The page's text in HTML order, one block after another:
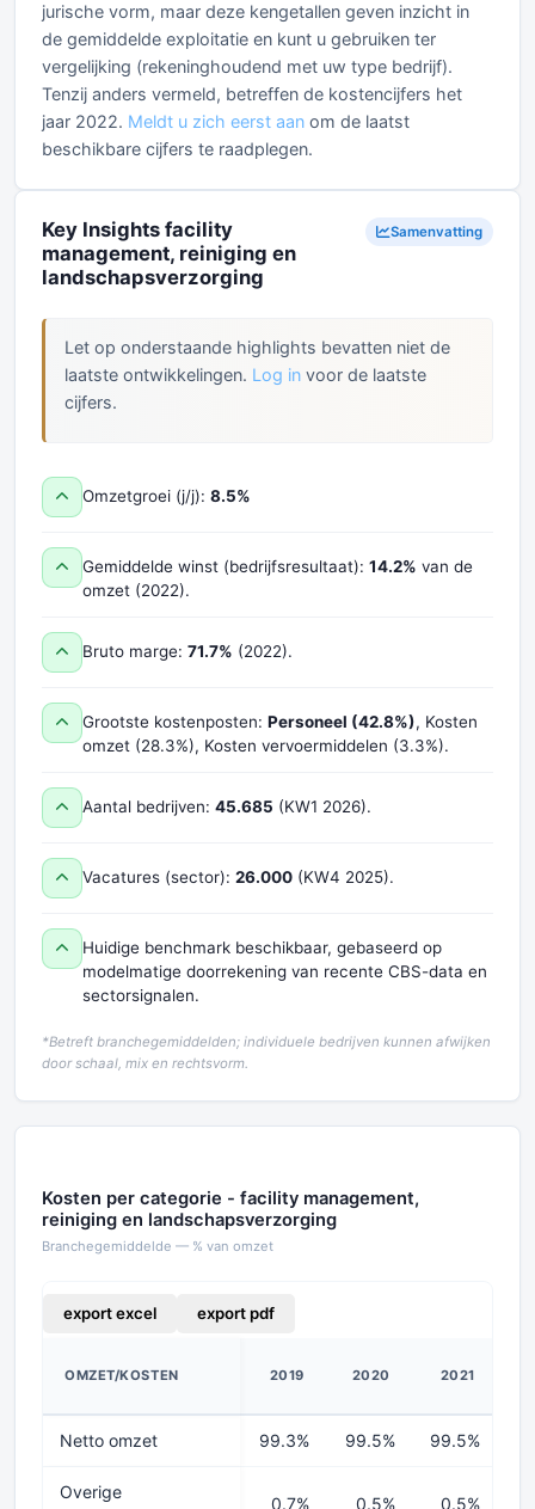
jurische vorm, maar deze kengetallen geven inzicht in
de gemiddelde exploitatie en kunt u gebruiken ter
vergelijking (rekeninghoudend met uw type bedrijf).
Tenzij anders vermeld, betreffen de kostencijfers het
jaar 2022. Meldt u zich eerst aan om de laatst
beschikbare cijfers te raadplegen.
Key Insights facility
management, reiniging en
landschapsverzorging
Samenvatting
Let op onderstaande highlights bevatten niet de
laatste ontwikkelingen. Log in voor de laatste
cijfers.
Omzetgroei (j/j): 8.5%
Gemiddelde winst (bedrijfsresultaat): 14.2% van de
omzet (2022).
Bruto marge: 71.7% (2022).
Grootste kostenposten: Personeel (42.8%), Kosten
omzet (28.3%), Kosten vervoermiddelen (3.3%).
Aantal bedrijven: 45.685 (KW1 2026).
Vacatures (sector): 26.000 (KW4 2025).
Huidige benchmark beschikbaar, gebaseerd op
modelmatige doorrekening van recente CBS-data en
sectorsignalen.
*Betreft branchegemiddelden; individuele bedrijven kunnen afwijken
door schaal, mix en rechtsvorm.
Kosten per categorie - facility management,
reiniging en landschapsverzorging
Branchegemiddelde — % van omzet
export excel export pdf
OMZET/KOSTEN 2019 2020 2021
Netto omzet 99.3% 99.5% 99.5%
Overige
0.7% 0.5% 0.5%